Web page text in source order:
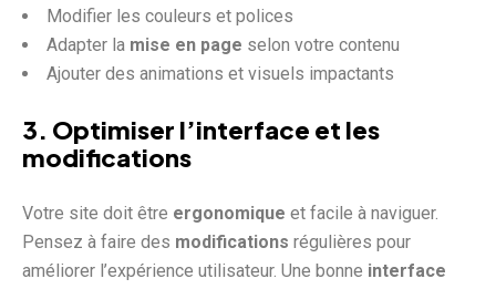
Modifier les couleurs et polices
Adapter la mise en page selon votre contenu
Ajouter des animations et visuels impactants
3. Optimiser l’interface et les
modifications
Votre site doit être ergonomique et facile à naviguer.
Pensez à faire des modifications régulières pour
améliorer l’expérience utilisateur. Une bonne interface